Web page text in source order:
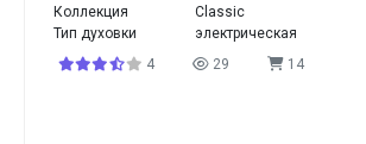
Коллекция
Classic
Тип духовки
электрическая
4
29 14